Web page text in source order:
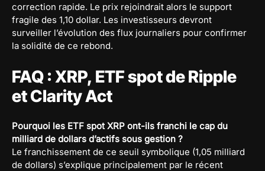
correction rapide. Le prix rejoindrait alors le support
fragile des 1,10 dollar. Les investisseurs devront
surveiller l’évolution des flux journaliers pour confirmer
la solidité de ce rebond.
FAQ : XRP, ETF spot de Ripple
et Clarity Act
Pourquoi les ETF spot XRP ont-ils franchi le cap du
milliard de dollars d’actifs sous gestion ?
Le franchissement de ce seuil symbolique (1,05 milliard
de dollars) s’explique principalement par le récent